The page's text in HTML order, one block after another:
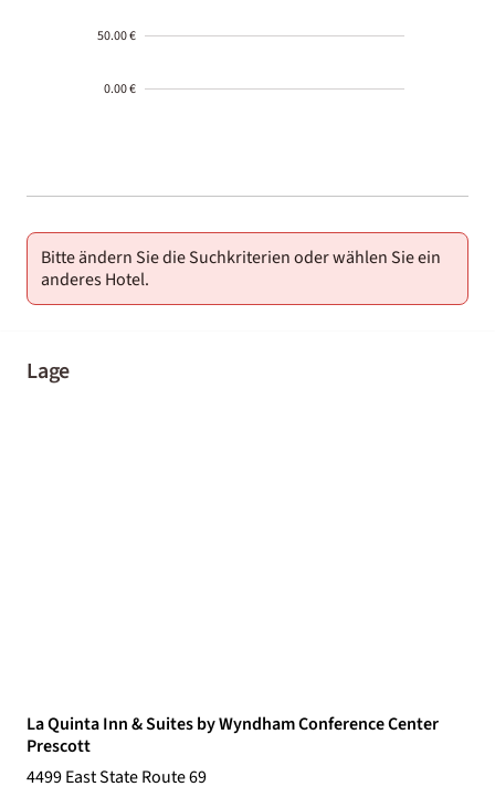
50.00 €
0.00 €
01-02
Bitte ändern Sie die Suchkriterien oder wählen Sie ein
anderes Hotel.
Lage
La Quinta Inn & Suites by Wyndham Conference Center
Prescott
4499 East State Route 69